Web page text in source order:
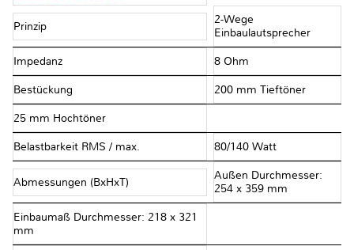
Prinzip
2-Wege
Einbaulautsprecher
Impedanz 8 Ohm
Bestückung 200 mm Tieftöner
25 mm Hochtöner
Belastbarkeit RMS / max. 80/140 Watt
Abmessungen (BxHxT)
Außen Durchmesser:
254 x 359 mm
Einbaumaß Durchmesser: 218 x 321
mm